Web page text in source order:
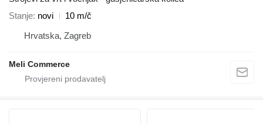
Stanje novi
10 m/č
Hrvatska, Zagreb
Meli Commerce